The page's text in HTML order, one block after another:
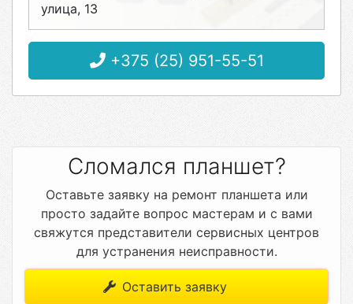
улица, 13
+375 (25) 951-55-51
Сломался планшет?
Оставьте заявку на ремонт планшета или
просто задайте вопрос мастерам и с вами
свяжутся представители сервисных центров
для устранения неисправности.
Оставить заявку